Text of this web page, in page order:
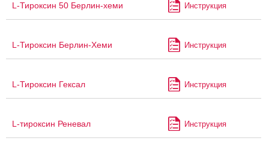
L-Тироксин 50 Берлин-хеми Инструкция
L-Тироксин Берлин-Хеми Инструкция
L-Тироксин Гексал Инструкция
L-тироксин Реневал Инструкция